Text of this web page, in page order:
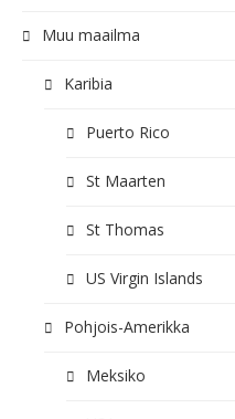
Muu maailma
Karibia
Puerto Rico
St Maarten
St Thomas
US Virgin Islands
Pohjois-Amerikka
Meksiko